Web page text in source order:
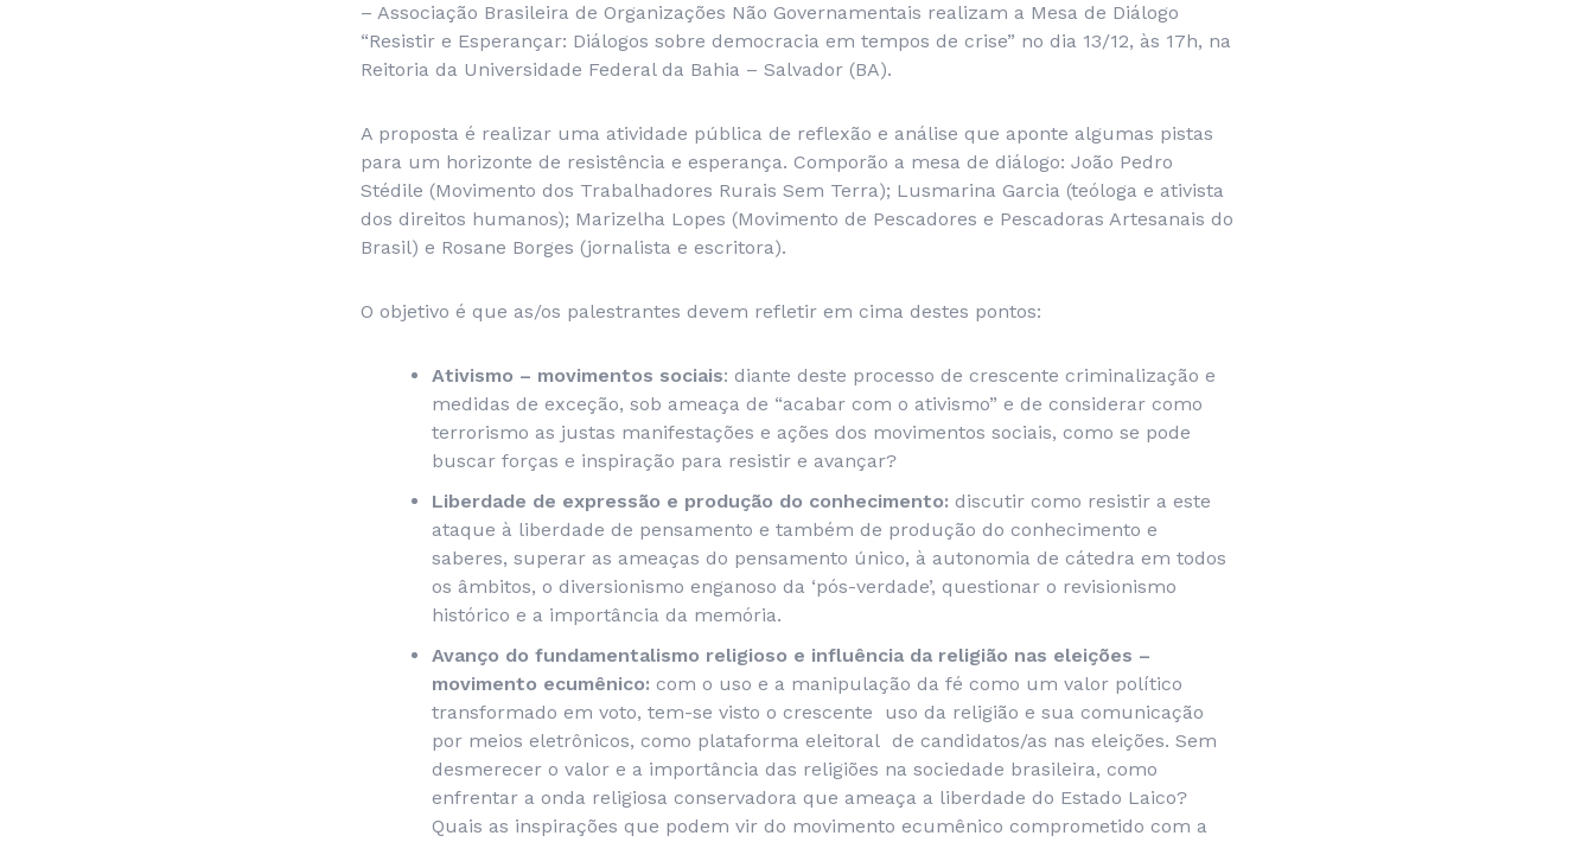
– Associação Brasileira de Organizações Não Governamentais realizam a Mesa de Diálogo
“Resistir e Esperançar: Diálogos sobre democracia em tempos de crise” no dia 13/12, às 17h, na
Reitoria da Universidade Federal da Bahia – Salvador (BA).
A proposta é realizar uma atividade pública de reflexão e análise que aponte algumas pistas
para um horizonte de resistência e esperança. Comporão a mesa de diálogo: João Pedro
Stédile (Movimento dos Trabalhadores Rurais Sem Terra); Lusmarina Garcia (teóloga e ativista
dos direitos humanos); Marizelha Lopes (Movimento de Pescadores e Pescadoras Artesanais do
Brasil) e Rosane Borges (jornalista e escritora).
O objetivo é que as/os palestrantes devem refletir em cima destes pontos:
Ativismo – movimentos sociais: diante deste processo de crescente criminalização e
medidas de exceção, sob ameaça de “acabar com o ativismo” e de considerar como
terrorismo as justas manifestações e ações dos movimentos sociais, como se pode
buscar forças e inspiração para resistir e avançar?
Liberdade de expressão e produção do conhecimento: discutir como resistir a este
ataque à liberdade de pensamento e também de produção do conhecimento e
saberes, superar as ameaças do pensamento único, à autonomia de cátedra em todos
os âmbitos, o diversionismo enganoso da ‘pós-verdade’, questionar o revisionismo
histórico e a importância da memória.
Avanço do fundamentalismo religioso e influência da religião nas eleições –
movimento ecumênico: com o uso e a manipulação da fé como um valor político
transformado em voto, tem-se visto o crescente uso da religião e sua comunicação
por meios eletrônicos, como plataforma eleitoral de candidatos/as nas eleições. Sem
desmerecer o valor e a importância das religiões na sociedade brasileira, como
enfrentar a onda religiosa conservadora que ameaça a liberdade do Estado Laico?
Quais as inspirações que podem vir do movimento ecumênico comprometido com a